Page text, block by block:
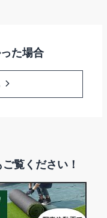
た場合
覧ください！